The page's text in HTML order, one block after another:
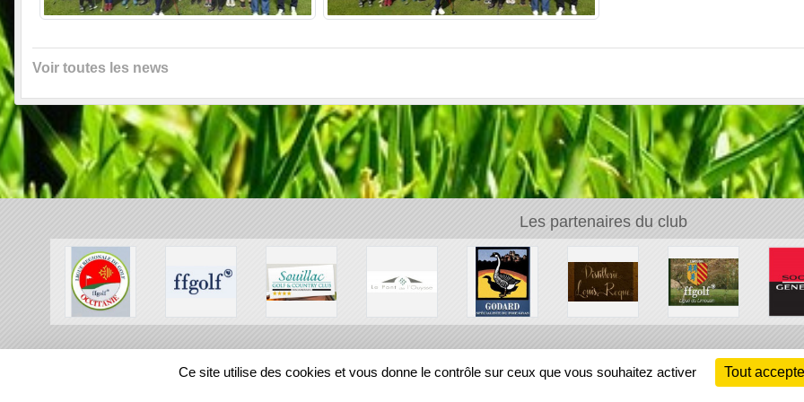
Voir toutes les news
Les partenaires du club
REGIONS
Ce site utilise des cookies et vous donne le contrôle sur ceux que vous souhaitez activer Tout